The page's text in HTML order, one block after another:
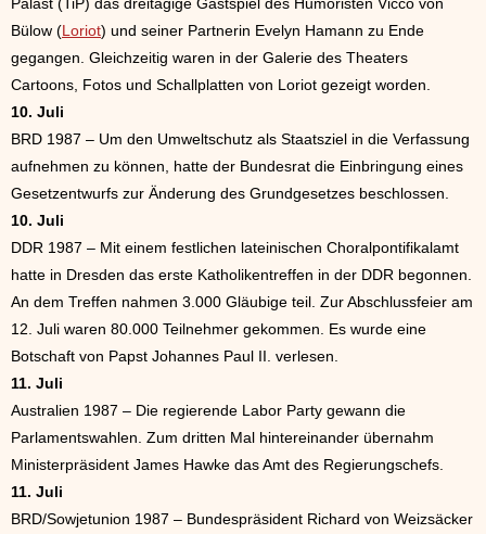
Palast (TiP) das dreitägige Gastspiel des Humoristen Vicco von
Bülow (Loriot) und seiner Partnerin Evelyn Hamann zu Ende
gegangen. Gleichzeitig waren in der Galerie des Theaters
Cartoons, Fotos und Schallplatten von Loriot gezeigt worden.
10. Juli
BRD 1987 – Um den Umweltschutz als Staatsziel in die Verfassung
aufnehmen zu können, hatte der Bundesrat die Einbringung eines
Gesetzentwurfs zur Änderung des Grundgesetzes beschlossen.
10. Juli
DDR 1987 – Mit einem festlichen lateinischen Choralpontifikalamt
hatte in Dresden das erste Katholikentreffen in der DDR begonnen.
An dem Treffen nahmen 3.000 Gläubige teil. Zur Abschlussfeier am
12. Juli waren 80.000 Teilnehmer gekommen. Es wurde eine
Botschaft von Papst Johannes Paul II. verlesen.
11. Juli
Australien 1987 – Die regierende Labor Party gewann die
Parlamentswahlen. Zum dritten Mal hintereinander übernahm
Ministerpräsident James Hawke das Amt des Regierungschefs.
11. Juli
BRD/Sowjetunion 1987 – Bundespräsident Richard von Weizsäcker